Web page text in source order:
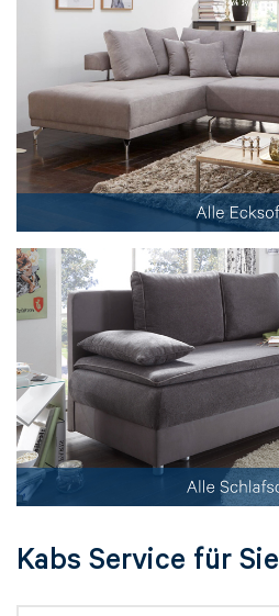
Kabs Service für Sie